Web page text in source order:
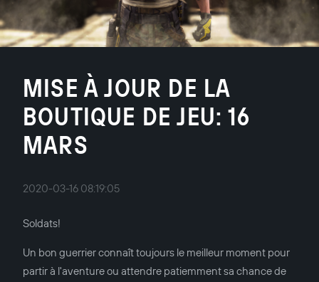
MISE À JOUR DE LA
BOUTIQUE DE JEU: 16
MARS
2020-03-16 08:19:05
Soldats!
Un bon guerrier connaît toujours le meilleur moment pour
partir à l'aventure ou attendre patiemment sa chance de